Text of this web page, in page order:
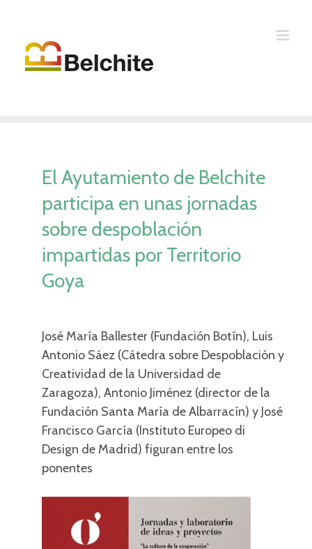
contenido
El Ayutamiento de Belchite
participa en unas jornadas
sobre despoblación
impartidas por Territorio
Goya
José María Ballester (Fundación Botín), Luis
Antonio Sáez (Cátedra sobre Despoblación y
Creatividad de la Universidad de
Zaragoza), Antonio Jiménez (director de la
Fundación Santa María de Albarracín) y José
Francisco García (Instituto Europeo di
Design de Madrid) figuran entre los
ponentes